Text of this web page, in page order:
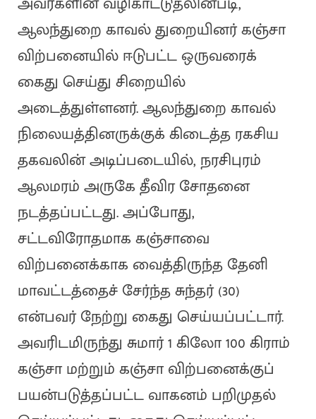
ஆலந்துறை காவல் துறையினர் கஞ்சா
விற்பனையில் ஈடுபட்ட ஒருவரைக்
கைது செய்து சிறையில்
அடைத்துள்ளனர். ஆலந்துறை காவல்
நிலையத்தினருக்குக் கிடைத்த ரகசிய
தகவலின் அடிப்படையில், நரசிபுரம்
ஆலமரம் அருகே தீவிர சோதனை
நடத்தப்பட்டது. அப்போது,
சட்டவிரோதமாக கஞ்சாவை
விற்பனைக்காக வைத்திருந்த தேனி
மாவட்டத்தைச் சேர்ந்த சுந்தர் (30)
என்பவர் நேற்று கைது செய்யப்பட்டார்.
அவரிடமிருந்து சுமார் 1 கிலோ 100 கிராம்
கஞ்சா மற்றும் கஞ்சா விற்பனைக்குப்
பயன்படுத்தப்பட்ட வாகனம் பறிமுதல்